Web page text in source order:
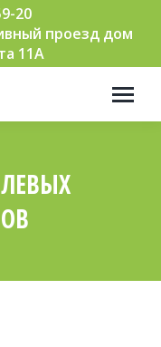
20
проезд дом
11А